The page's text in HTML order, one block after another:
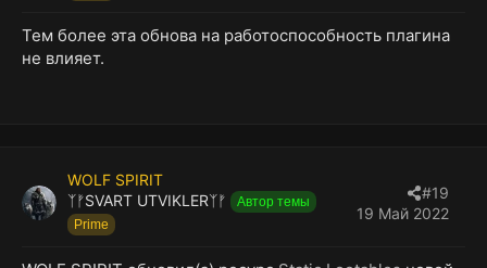
Тем более эта обнова на работоспособность плагина
не влияет.
WOLF SPIRIT
ᛉᚠSVART UTVIKLERᛉᚠ
Автор темы
Prime
19 Май 2022
#19